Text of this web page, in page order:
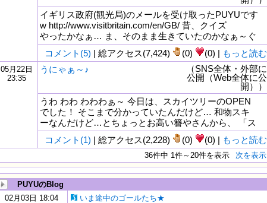
イギリス政府(観光局)のメールを受け取ったPUYUです
w http://www.visitbritain.com/en/GB/ 昔、クイズ
やったかなぁ… ま、そのまま生きていたのかなぁ～ぐ
コメント(5) | 総アクセス(7,424) (0) (0) | もっと読む
05月22日
23:35
うにゃぁ～♪
（SNS全体・外部に
公開（Web全体に公
開））
うわ わわ わわわぁ～ 今日は、スカイツリーのOPEN
でした！ そこまで分かっていたんだけど… 和物スキ
ーなんだけど…とちょっとお高い簪やさんから、 「ス
コメント(1) | 総アクセス(2,228) (0) (0) | もっと読む
36件中 1件～20件を表示 次を表示
PUYUのBlog
02月03日 18:04
いま途中のゴールたち★